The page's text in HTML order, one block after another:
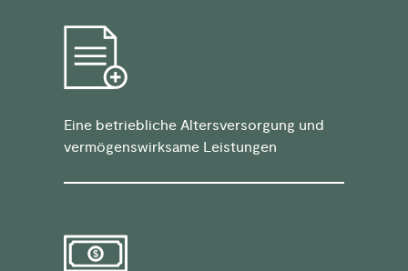
Eine betriebliche Altersversorgung und
vermögenswirksame Leistungen